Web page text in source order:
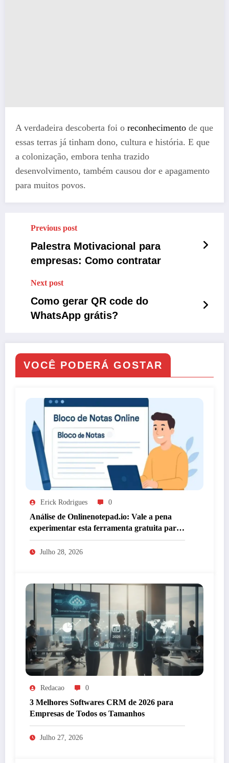
A verdadeira descoberta foi o reconhecimento de que
essas terras já tinham dono, cultura e história. E que
a colonização, embora tenha trazido
desenvolvimento, também causou dor e apagamento
para muitos povos.
Previous post
Palestra Motivacional para
empresas: Como contratar
Next post
Como gerar QR code do
WhatsApp grátis?
VOCÊ PODERÁ GOSTAR
Erick Rodrigues 0
Análise de Onlinenotepad.io: Vale a pena
experimentar esta ferramenta gratuita para
anotações?
Julho 28, 2026
Redacao 0
3 Melhores Softwares CRM de 2026 para
Empresas de Todos os Tamanhos
Julho 27, 2026